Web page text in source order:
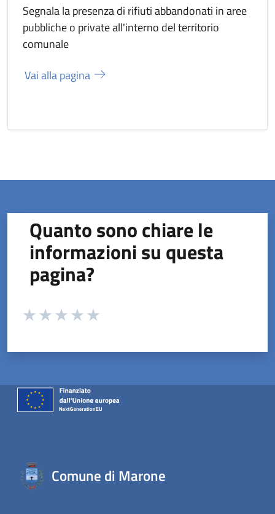
Segnala la presenza di rifiuti abbandonati in aree
pubbliche o private all'interno del territorio
comunale
Vai alla pagina
Quanto sono chiare le
informazioni su questa
pagina?
Valuta da 1 a 5 stelle la pagina
Comune di Marone